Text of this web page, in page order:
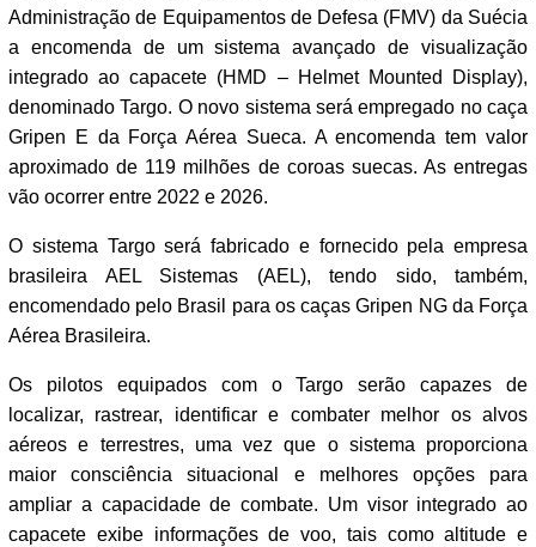
Administração de Equipamentos de Defesa (FMV) da Suécia
a encomenda de um sistema avançado de visualização
integrado ao capacete (HMD – Helmet Mounted Display),
denominado Targo. O novo sistema será empregado no caça
Gripen E da Força Aérea Sueca. A encomenda tem valor
aproximado de 119 milhões de coroas suecas. As entregas
vão ocorrer entre 2022 e 2026.
O sistema Targo será fabricado e fornecido pela empresa
brasileira AEL Sistemas (AEL), tendo sido, também,
encomendado pelo Brasil para os caças Gripen NG da Força
Aérea Brasileira.
Os pilotos equipados com o Targo serão capazes de
localizar, rastrear, identificar e combater melhor os alvos
aéreos e terrestres, uma vez que o sistema proporciona
maior consciência situacional e melhores opções para
ampliar a capacidade de combate. Um visor integrado ao
capacete exibe informações de voo, tais como altitude e